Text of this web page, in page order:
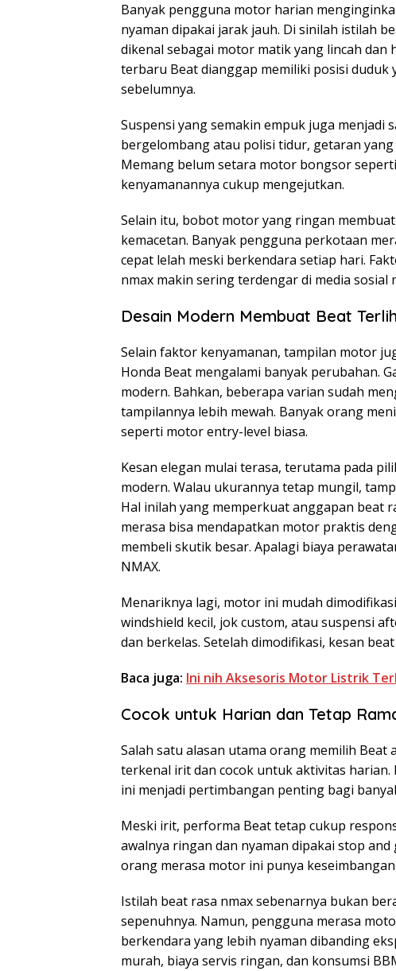
Banyak pengguna motor harian
nyaman dipakai jarak jauh. Di sinilah istilah
dikenal sebagai motor matik yang lincah dan
terbaru Beat dianggap memiliki posisi duduk
sebelumnya.
Suspensi yang semakin empuk juga menjadi
bergelombang atau polisi tidur, getaran
Memang belum setara motor bongsor
kenyamanannya cukup mengejutkan.
Selain itu, bobot motor yang ringan
kemacetan. Banyak pengguna perkotaan
cepat lelah meski berkendara setiap hari.
nmax makin sering terdengar di media
Desain Modern Membuat Beat
Selain faktor kenyamanan, tampilan motor
Honda Beat mengalami banyak perubahan.
modern. Bahkan, beberapa varian sudah
tampilannya lebih mewah. Banyak orang
seperti motor entry-level biasa.
Kesan elegan mulai terasa, terutama pada
modern. Walau ukurannya tetap mungil,
Hal inilah yang memperkuat anggapan beat
merasa bisa mendapatkan motor praktis
membeli skutik besar. Apalagi biaya
NMAX.
Menariknya lagi, motor ini mudah
windshield kecil, jok custom, atau suspensi
dan berkelas. Setelah dimodifikasi, kesan
Baca juga: Ini nih Aksesoris Motor Listrik
Cocok untuk Harian dan Tetap
Salah satu alasan utama orang memilih Beat
terkenal irit dan cocok untuk aktivitas
ini menjadi pertimbangan penting bagi
Meski irit, performa Beat tetap cukup
awalnya ringan dan nyaman dipakai stop
orang merasa motor ini punya
Istilah beat rasa nmax sebenarnya bukan
sepenuhnya. Namun, pengguna merasa
berkendara yang lebih nyaman dibanding
murah, biaya servis ringan, dan konsumsi